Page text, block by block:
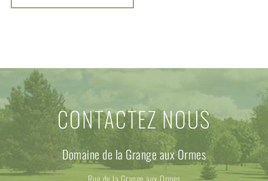
CONTACTEZ NOUS
Domaine de la Grange aux Ormes